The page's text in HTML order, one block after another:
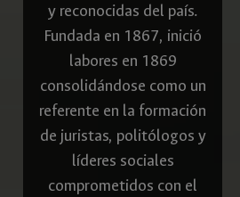
y reconocidas del país.
Fundada en 1867, inició
labores en 1869
consolidándose como un
referente en la formación
de juristas, politólogos y
líderes sociales
comprometidos con el